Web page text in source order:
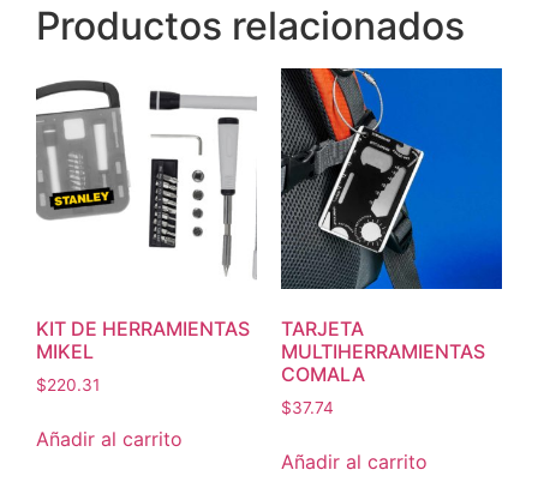
Productos relacionados
KIT DE HERRAMIENTAS
MIKEL
$220.31
Añadir al carrito
TARJETA
MULTIHERRAMIENTAS
COMALA
$37.74
Añadir al carrito